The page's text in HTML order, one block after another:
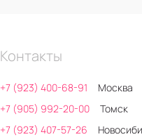
Контакты
+7 (923) 400-68-91
Москва
+7 (905) 992-20-00
Томск
+7 (923) 407-57-26